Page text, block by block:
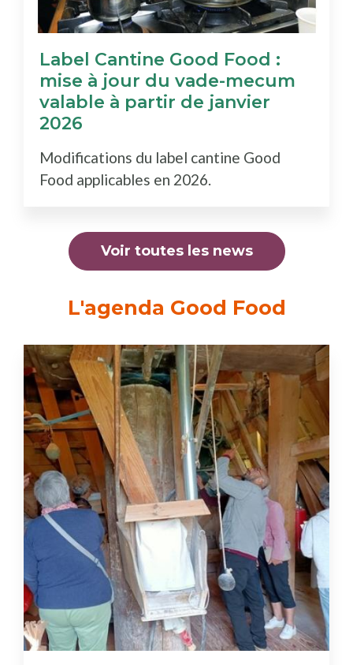
Label Cantine Good Food :
mise à jour du vade-mecum
valable à partir de janvier
2026
Modifications du label cantine Good
Food applicables en 2026.
Voir toutes les news
L'agenda Good Food